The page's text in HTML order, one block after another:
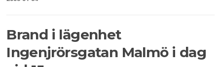
Brand i lägenhet
Ingenjrörsgatan Malmö i dag